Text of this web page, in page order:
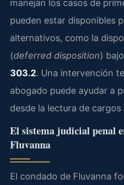
manejan los casos de
pueden estar disponibles
alternativos, como la
(deferred disposition) bajo
303.2. Una intervención
abogado puede ayudar a
desde la lectura de cargos
El sistema judicial penal
Fluvanna
El condado de Fluvanna